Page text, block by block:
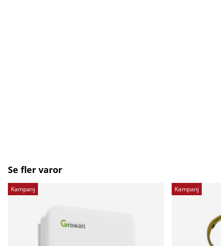
Se fler varor
Kampanj Kampanj